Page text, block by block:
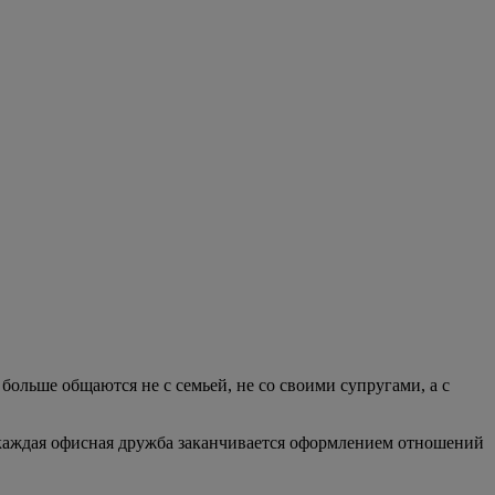
общаются не с семьей, не со своими супругами, а с
офисная дружба заканчивается оформлением отношений